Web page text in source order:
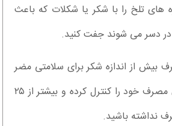
های تلخ را با شکر یا شکلات که باعث
دسر می شوند جفت کنید.
بیش از اندازه شکر برای سلامتی مضر
خواهد بود پس میزان مصرف خود را کنترل کرده و بیشتر از ۲۵